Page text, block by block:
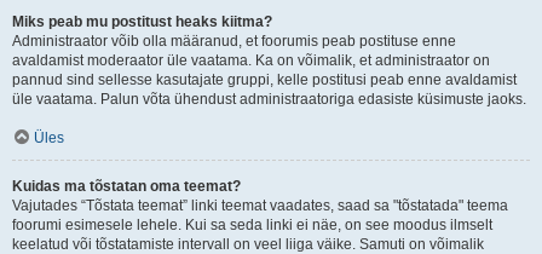
Miks peab mu postitust heaks kiitma?
Administraator võib olla määranud, et foorumis peab postituse enne
avaldamist moderaator üle vaatama. Ka on võimalik, et administraator on
pannud sind sellesse kasutajate gruppi, kelle postitusi peab enne avaldamist
üle vaatama. Palun võta ühendust administraatoriga edasiste küsimuste jaoks.
Üles
Kuidas ma tõstatan oma teemat?
Vajutades “Tõstata teemat” linki teemat vaadates, saad sa "tõstatada" teema
foorumi esimesele lehele. Kui sa seda linki ei näe, on see moodus ilmselt
keelatud või tõstatamiste intervall on veel liiga väike. Samuti on võimalik